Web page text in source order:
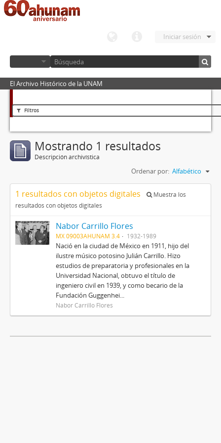
Iniciar sesión
El Archivo Histórico de la UNAM
Filtros
Mostrando 1 resultados
Descripción archivística
Ordenar por: Alfabético
1 resultados con objetos digitales
Muestra los
resultados con objetos digitales
Nabor Carrillo Flores
MX 09003AHUNAM 3.4 1932-1989
Nació en la ciudad de México en 1911, hijo del
ilustre músico potosino Julián Carrillo. Hizo
estudios de preparatoria y profesionales en la
Universidad Nacional, obtuvo el título de
ingeniero civil en 1939, y como becario de la
Fundación Guggenhei...
Nabor Carrillo Flores